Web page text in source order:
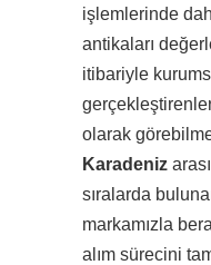
işlemlerinde
antikaları
itibariyle
gerçekleştirenler
olarak
Karadeniz
sıralarda
markamızla
alım sürecini